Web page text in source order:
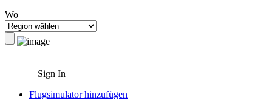
Wo
Sign In
Flugsimulator hinzufügen